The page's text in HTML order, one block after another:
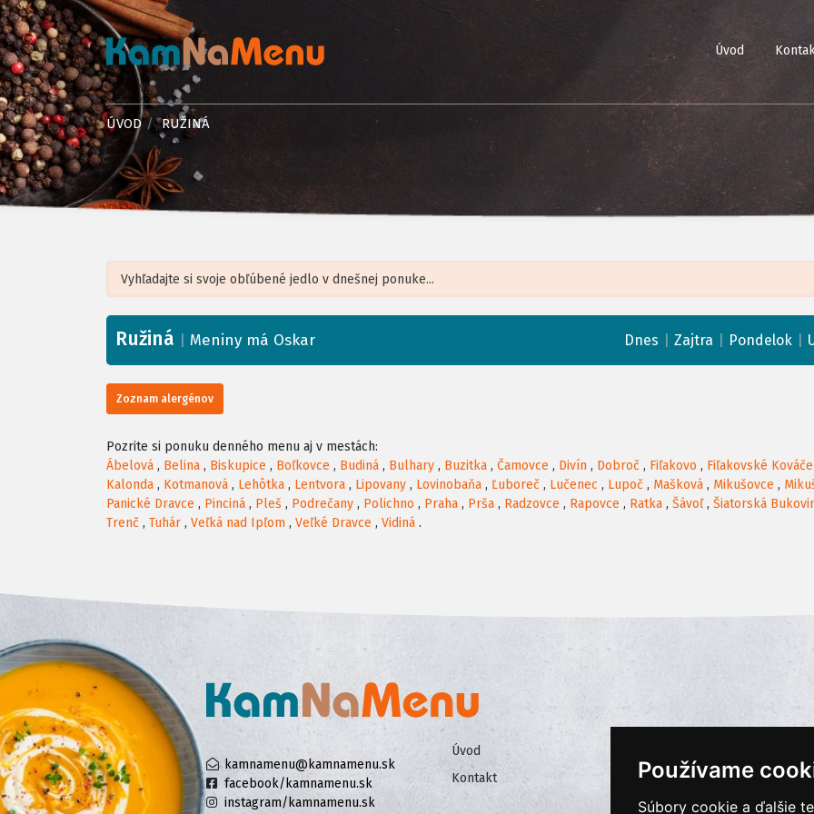
Používame
Súbory cookie a ďalšie
Úvod
ÚVOD RUŽINÁ
+
−
Ružiná Meniny má Oskar Dnes Zajtra Pondelok
Zoznam alergénov
Pozrite si ponuku denného menu aj v mestách:
Ábelová , Belina , Biskupice , Boľkovce , Budiná , Bulhary , Buzitka , Čamovce , Divín , Dobroč , Fiľakovo , Fiľakovské Kováče
Kalonda , Kotmanová , Lehôtka , Lentvora , Lipovany , Lovinobaňa , Ľuboreč , Lučenec , Lupoč , Mašková , Mikušovce ,
Panické Dravce , Pinciná , Pleš , Podrečany , Polichno , Praha , Prša , Radzovce , Rapovce , Ratka , Šávoľ, Šiatorská
Trenč , Tuhár , Veľká nad Ipľom , Veľké Dravce , Vidiná .
kamnamenu@kamnamenu.sk
facebook/kamnamenu.sk
instagram/kamnamenu.sk
Úvod
Kontakt
Ochrana osobných údajov
Cookies